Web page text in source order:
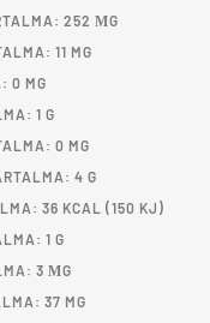
252 ΜG
11 MG
0 MG
1 G
0 MG
4 G
36 KCAL (150 KJ)
1 G
3 ΜG
37 MG